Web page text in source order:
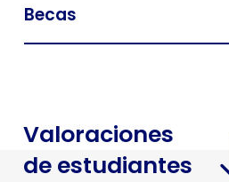
Becas
Valoraciones
de estudiantes